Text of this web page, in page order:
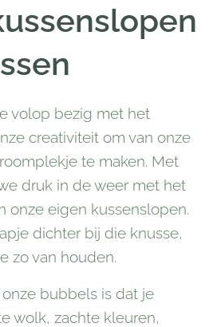
volop bezig met het
creativiteit om van onze
te maken. Met
druk in de weer met het
onze eigen kussenslopen.
dichter bij die knusse,
zo van houden.
bubbels is dat je
wolk, zachte kleuren,